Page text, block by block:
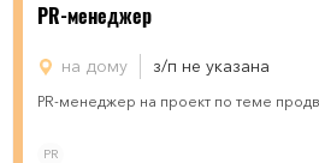
PR-менеджер
на дому з/п не указана
PR-менеджер на проект по теме
PR